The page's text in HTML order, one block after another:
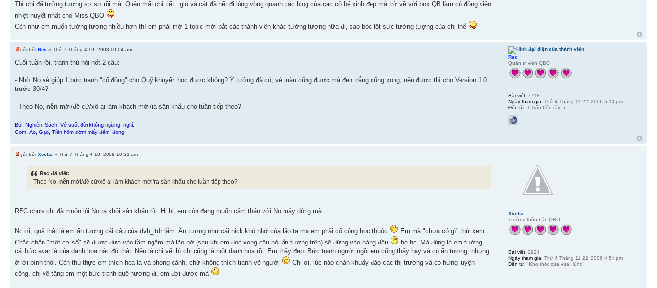
Thì chị đã tưởng tượng sơ sơ rồi mà. Quên mất chi tiết : gió và cát đã hết đi lòng vòng quanh các blog của các cô bé xinh đẹp mà trở về với box QB làm cổ động viên
nhiệt huyết nhất cho Miss QBO
Còn như em muốn tưởng tượng nhiều hơn thì em phải mở 1 topic mới bắt các thành viên khác tưởng tượng nữa đi, sao bóc lột sức tưởng tượng của chị thế
gửi bởi Rec » Thứ 7 Tháng 4 19, 2008 10:04 am
Cuối tuần rồi, tranh thủ hỏi nốt 2 câu:
- Nhờ No vẻ giúp 1 bức tranh "cổ động" cho Quỹ khuyến học được không? Ý tưởng đã có, vẻ màu cũng được mà đen trắng cũng xong, nếu được thì cho Version 1.0
trước 30/4?
- Theo No, nên mời/đề cử/xô ai làm khách mời/ra sân khấu cho tuần tiếp theo?
Bút, Nghiên, Sách, Vở suốt đời không ngừng, nghỉ.
Cơm, Áo, Gạo, Tiền hôm sớm mấy đếm, đong
Rec
Quản trị viên QBO
Bài viết: 7718
Ngày tham gia: Thứ 4 Tháng 11 22, 2006 5:13 pm
Đến từ: T.Trấn Cồn rậy :)
gửi bởi Xvetta » Thứ 7 Tháng 4 19, 2008 10:31 am
Rec đã viết:
- Theo No, nên mời/đề cử/xô ai làm khách mời/ra sân khấu cho tuần tiếp theo?
REC chưa chi đã muốn lôi No ra khỏi sân khấu rồi. Hị hị, em còn đang muốn cảm thán với No mấy dòng mà.
No ơi, quả thật là em ấn tượng cái câu của dvh_itdr lắm. Ấn tượng như cái nick khó nhớ của lão ta mà em phải cố công học thuộc
Em mà "chưa có gì" thử xem.
Chắc chắn "một cơ số" sẽ được đưa vào tầm ngắm mà lão nớ (sau khi em đọc xong câu nói ấn tượng trên) sẽ đứng vào hàng đầu
he he. Mà đúng là em tưởng
cái bức avar là của danh họa nào đó thật. Nếu là chị vẽ thì chị cũng là một danh hoạ rồi. Em thấy đẹp. Bức tranh người ngồi em cũng thấy hay và có ấn tượng, nhưng
ở lời bình thôi. Còn thú thực em thích hoa lá và phong cảnh, chứ không thích tranh vẽ người
Chị ơi, lúc nào chán khuấy đảo các thị trường và có hứng luyện
công, chị vẽ tặng em một bức tranh quê hương đi, em đợi được mà
Xvetta
Trưởng thôn bản QBO
Bài viết: 2924
Ngày tham gia: Thứ 4 Tháng 11 22, 2006 4:54 pm
Đến từ: "Kho thóc của vua Hùng"